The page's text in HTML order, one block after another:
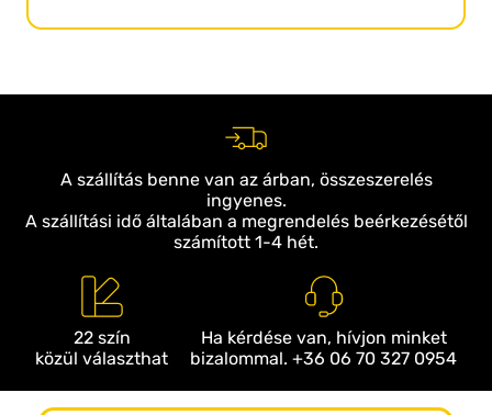
A szállítás benne van az árban, összeszerelés
ingyenes.
A szállítási idő általában a megrendelés beérkezésétől
számított 1-4 hét.
22 szín
közül választhat
Ha kérdése van, hívjon minket
bizalommal. +36 06 70 327 0954